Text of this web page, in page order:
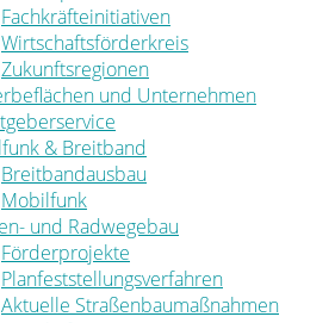
Fachkräfteinitiativen
Wirtschaftsförderkreis
Zukunftsregionen
und Unternehmen
& Breitband
Breitbandausbau
Mobilfunk
und Radwegebau
Förderprojekte
Planfeststellungsverfahren
Aktuelle Straßenbaumaßnahmen